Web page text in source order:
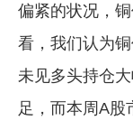
偏紧的状况，
看，我们认为
未见多头持仓
足，而本周A股